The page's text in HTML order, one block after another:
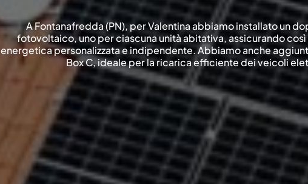
A Fontanafredda (PN), per Valentina abbiamo installato un
fotovoltaico, uno per ciascuna unità abitativa, assicurando così
energetica personalizzata e indipendente. Abbiamo anche
Box C, ideale per la ricarica efficiente dei veicoli